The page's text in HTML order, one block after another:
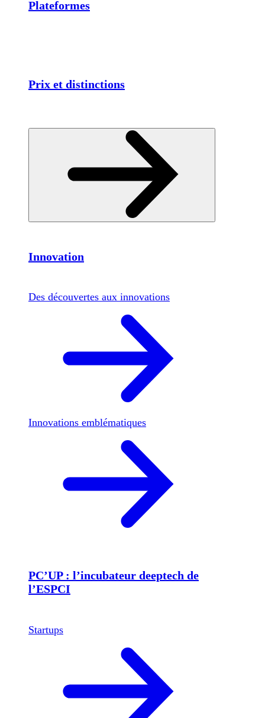
Plateformes
Prix et distinctions
Innovation
Des découvertes aux innovations
Innovations emblématiques
PC’UP : l’incubateur deeptech de
l’ESPCI
Startups